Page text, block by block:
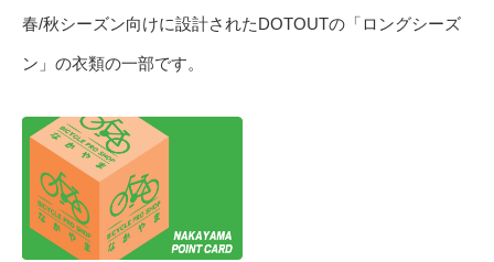
春/秋シーズン向けに設計されたDOTOUTの「ロングシーズ
ン」の衣類の一部です。